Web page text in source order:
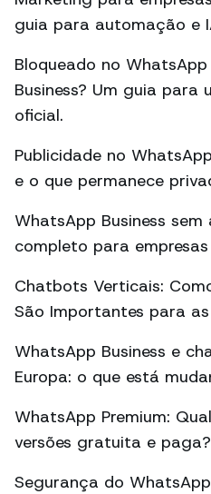
guia para automação e
Bloqueado no
Business? Um guia para
oficial.
Publicidade no
e o que permanece
WhatsApp Business
completo para empresas
Chatbots Verticais:
São Importantes para as
WhatsApp Business e
Europa: o que está
WhatsApp Premium:
versões gratuita e paga?
Segurança do